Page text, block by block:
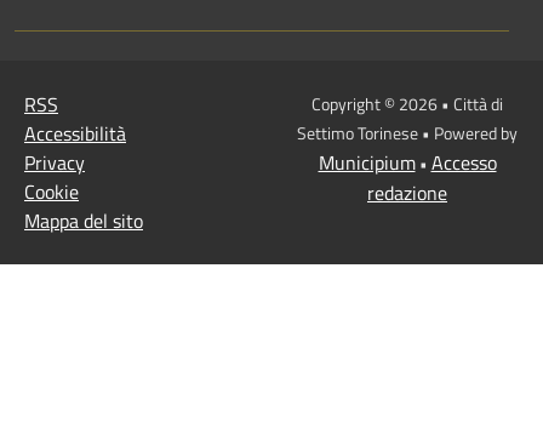
RSS
Accessibilità
Privacy
Cookie
Mappa del sito
Copyright © 2026 • Città di
Settimo Torinese • Powered by
Municipium• Accesso
redazione